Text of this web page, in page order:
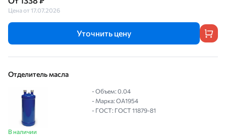
Цена от 17.07.2026
Уточнить цену
Отделитель масла
В наличии
- Объем: 0.04
- Марка: OA1954
- ГОСТ: ГОСТ 11879-81